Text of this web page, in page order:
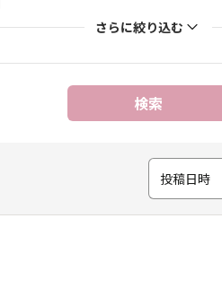
さらに絞り込む
検索
投稿日時